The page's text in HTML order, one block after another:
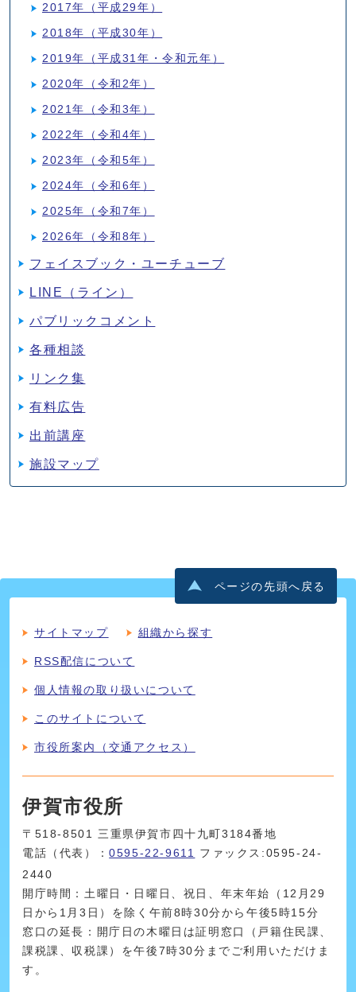
2017年（平成29年）
2018年（平成30年）
2019年（平成31年・令和元年）
2020年（令和2年）
2021年（令和3年）
2022年（令和4年）
2023年（令和5年）
2024年（令和6年）
2025年（令和7年）
2026年（令和8年）
フェイスブック・ユーチューブ
LINE（ライン）
パブリックコメント
各種相談
リンク集
有料広告
出前講座
施設マップ
ページの先頭へ戻る
サイトマップ 組織から探す
RSS配信について
個人情報の取り扱いについて
このサイトについて
市役所案内（交通アクセス）
伊賀市役所
〒518-8501 三重県伊賀市四十九町3184番地
電話（代表）：0595-22-9611
ファックス:0595-24-
2440
開庁時間：土曜日・日曜日、祝日、年末年始（12月29
日から1月3日）を除く午前8時30分から午後5時15分
窓口の延長：開庁日の木曜日は証明窓口（戸籍住民課、
課税課、収税課）を午後7時30分までご利用いただけま
す。